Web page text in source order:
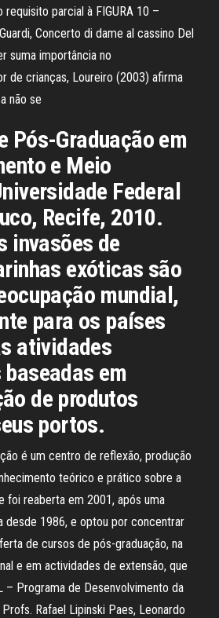
requisito parcial à FIGURA 10 –
Concerto di dame al cassino Del
suma importância no
de crianças, Loureiro (2003) afirma
não se
Pós-Graduação em
e Meio
Federal
Recife, 2010.
invasões de
exóticas são
mundial,
para os países
atividades
em
de produtos
portos.
é um centro de reflexão, produção
teórico e prático sobre a
foi reaberta em 2001, após uma
desde 1986, e optou por concentrar
de cursos de pós-graduação, na
e em actividades de extensão, que
– Programa de Desenvolvimento da
Rafael Lipinski Paes, Leonardo